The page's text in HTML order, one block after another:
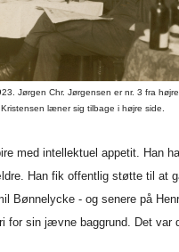
Jørgen Chr. Jørgensen er nr. 3 fra
læner sig tilbage i højre side.
med intellektuel appetit. Han
Han fik offentlig støtte til at
Bønnelycke - og senere på
for sin jævne baggrund. Det var